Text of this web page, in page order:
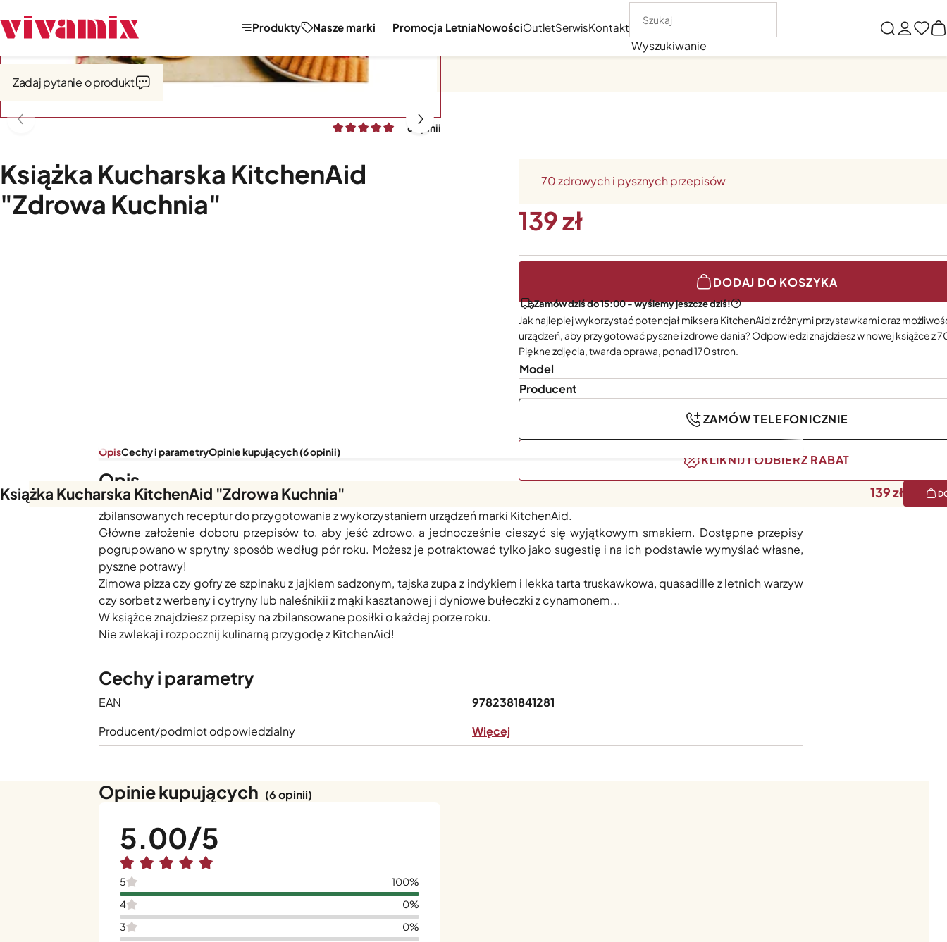
Produkty Nasze marki Promocja LetniaNowościOutletSerwisKontakt
Wyszukiwanie
6 opinii
Książka Kucharska KitchenAid
"Zdrowa Kuchnia"
Zadaj pytanie o produkt
70 zdrowych i pysznych przepisów
139
DODAJ DO KOSZYKA
Zamów dziś do 15:00 - wyślemy jeszcze dziś!
Jak najlepiej wykorzystać potencjał miksera KitchenAid z różnymi przystawkami oraz
urządzeń, aby przygotować pyszne i zdrowe dania? Odpowiedzi znajdziesz w nowej książce z
Piękne zdjęcia, twarda oprawa, ponad 170 stron.
Model
Producent
ZAMÓW TELEFONICZNIE
KLIKNIJ I ODBIERZ RABAT
Książka Kucharska KitchenAid "Zdrowa Kuchnia" 139
OpisCechy i parametryOpinie kupujących (6 opinii)
Opis
Zdrowe odżywianie nie oznacza diety, dlatego nowa książka z przepisami proponuje aż 70 różnorodnych, pysznych i
zbilansowanych receptur do przygotowania z wykorzystaniem urządzeń marki KitchenAid.
Główne założenie doboru przepisów to, aby jeść zdrowo, a jednocześnie cieszyć się wyjątkowym smakiem. Dostępne przepisy
pogrupowano w sprytny sposób według pór roku. Możesz je potraktować tylko jako sugestię i na ich podstawie wymyślać własne,
pyszne potrawy!
Zimowa pizza czy gofry ze szpinaku z jajkiem sadzonym, tajska zupa z indykiem i lekka tarta truskawkowa, quasadille z letnich warzyw
czy sorbet z werbeny i cytryny lub naleśnikii z mąki kasztanowej i dyniowe bułeczki z cynamonem...
W książce znajdziesz przepisy na zbilansowane posiłki o każdej porze roku.
Nie zwlekaj i rozpocznij kulinarną przygodę z KitchenAid!
Cechy i parametry
EAN
9782381841281
Producent/podmiot odpowiedzialny
Więcej
Opinie kupujących (6 opinii)
5.00
5
100%
4
0%
3
0%